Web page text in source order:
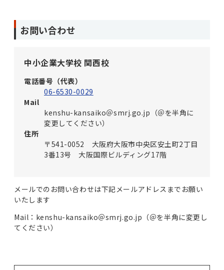
お問い合わせ
中小企業大学校 関西校
電話番号（代表）
06-6530-0029
Mail
kenshu-kansaiko＠smrj.go.jp（＠を半角に
変更してください）
住所
〒541-0052 大阪府大阪市中央区安土町2丁目
3番13号 大阪国際ビルディング17階
メールでのお問い合わせは下記メールアドレスまでお願い
いたします
Mail：kenshu-kansaiko＠smrj.go.jp（＠を半角に変更し
てください）